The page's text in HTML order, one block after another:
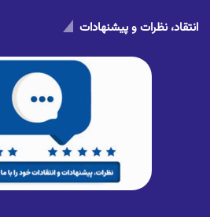
انتقاد، نظرات و پیشنهادات